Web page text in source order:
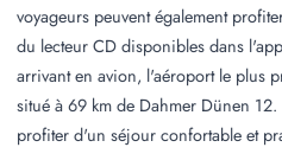
voyageurs peuvent également
du lecteur CD disponibles dans
arrivant en avion, l'aéroport le plus
situé à 69 km de Dahmer Dünen
profiter d'un séjour confortable et